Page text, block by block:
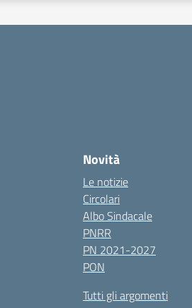
Novità
Le notizie
Circolari
Albo Sindacale
PNRR
PN 2021-2027
PON
Tutti gli argomenti